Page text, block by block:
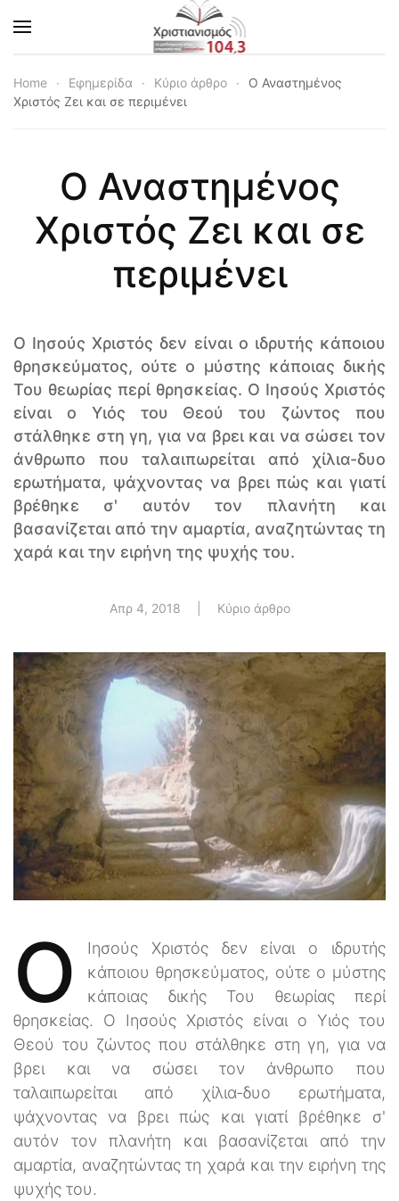
Skip to main content
Home Εφημερίδα Κύριο άρθρο
Ο Αναστημένος
Χριστός Ζει και σε περιμένει
Ο Αναστημένος
Χριστός Ζει και σε
περιμένει
Ο Ιησούς Χριστός δεν είναι ο ιδρυτής κάποιου
θρησκεύματος, ούτε ο μύστης κάποιας δικής
Του θεωρίας περί θρησκείας. Ο Ιησούς Χριστός
είναι ο Υιός του Θεού του ζώντος που
στάλθηκε στη γη, για να βρει και να σώσει τον
άνθρωπο που ταλαιπωρείται από χίλια-δυο
ερωτήματα, ψάχνοντας να βρει πώς και γιατί
βρέθηκε σ' αυτόν τον πλανήτη και
βασανίζεται από την αμαρτία, αναζητώντας τη
χαρά και την ειρήνη της ψυχής του.
Απρ 4, 2018 Κύριο άρθρο
Ο
Ιησούς Χριστός δεν είναι ο ιδρυτής
κάποιου θρησκεύματος, ούτε ο μύστης
κάποιας δικής Του θεωρίας περί
θρησκείας. Ο Ιησούς Χριστός είναι ο Υιός του
Θεού του ζώντος που στάλθηκε στη γη, για να
βρει και να σώσει τον άνθρωπο που
ταλαιπωρείται από χίλια-δυο ερωτήματα,
ψάχνοντας να βρει πώς και γιατί βρέθηκε σ'
αυτόν τον πλανήτη και βασανίζεται από την
αμαρτία, αναζητώντας τη χαρά και την ειρήνη της
ψυχής του.